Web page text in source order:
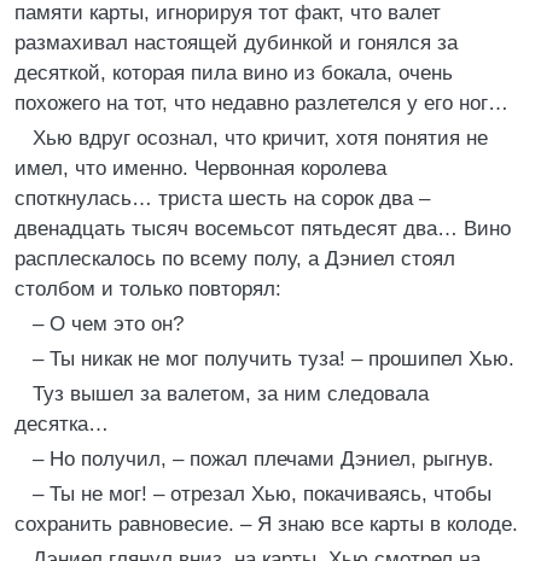
памяти карты, игнорируя тот факт, что валет
размахивал настоящей дубинкой и гонялся за
десяткой, которая пила вино из бокала, очень
похожего на тот, что недавно разлетелся у его ног…
Хью вдруг осознал, что кричит, хотя понятия не
имел, что именно. Червонная королева
споткнулась… триста шесть на сорок два –
двенадцать тысяч восемьсот пятьдесят два… Вино
расплескалось по всему полу, а Дэниел стоял
столбом и только повторял:
– О чем это он?
– Ты никак не мог получить туза! – прошипел Хью.
Туз вышел за валетом, за ним следовала
десятка…
– Но получил, – пожал плечами Дэниел, рыгнув.
– Ты не мог! – отрезал Хью, покачиваясь, чтобы
сохранить равновесие. – Я знаю все карты в колоде.